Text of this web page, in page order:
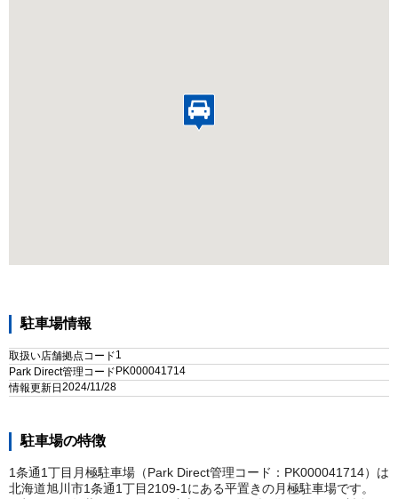
駐車場情報
取扱い店舗拠点コード1
Park Direct管理コードPK000041714
情報更新日2024/11/28
駐車場の特徴
1条通1丁目月極駐車場（Park Direct管理コード：PK000041714）は
北海道旭川市1条通1丁目2109-1にある平置きの月極駐車場です。